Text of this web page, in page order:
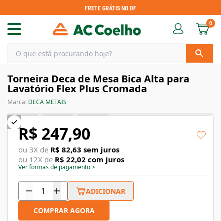
FRETE GRÁTIS NO DF
0
Torneira Deca de Mesa Bica Alta para
Lavatório Flex Plus Cromada
Marca: DECA METAIS
R$ 247,90
ou 3X de R$ 82,63 sem juros
ou 12X de R$ 22,02 com juros
Ver formas de pagamento>
ADICIONAR
COMPRAR AGORA